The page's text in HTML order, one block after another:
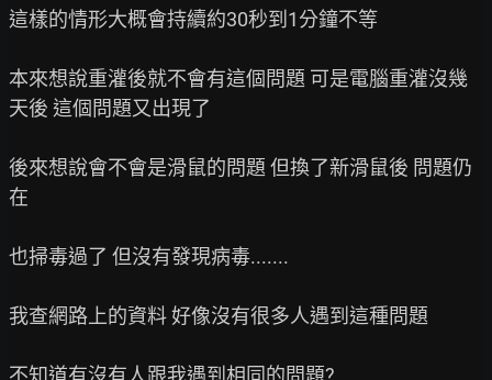
這樣的情形大概會持續約30秒到1分鐘不等
本來想說重灌後就不會有這個問題 可是電腦重灌沒幾
天後 這個問題又出現了
後來想說會不會是滑鼠的問題 但換了新滑鼠後 問題仍
在
也掃毒過了 但沒有發現病毒.......
我查網路上的資料 好像沒有很多人遇到這種問題
不知道有沒有人跟我遇到相同的問題?